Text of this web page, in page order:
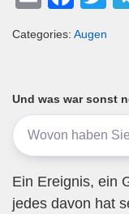
ail c
b
o
o
k
Categories: Augen
Und was war sonst
Ein Ereignis, ein
jedes davon hat